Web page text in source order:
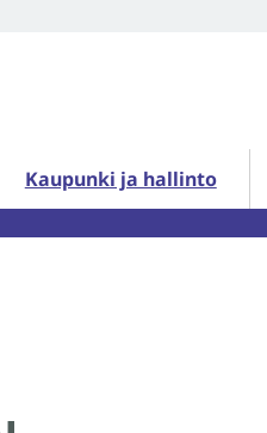
Kaupunki ja hallinto
Kaupunki ja hallinto alasivut